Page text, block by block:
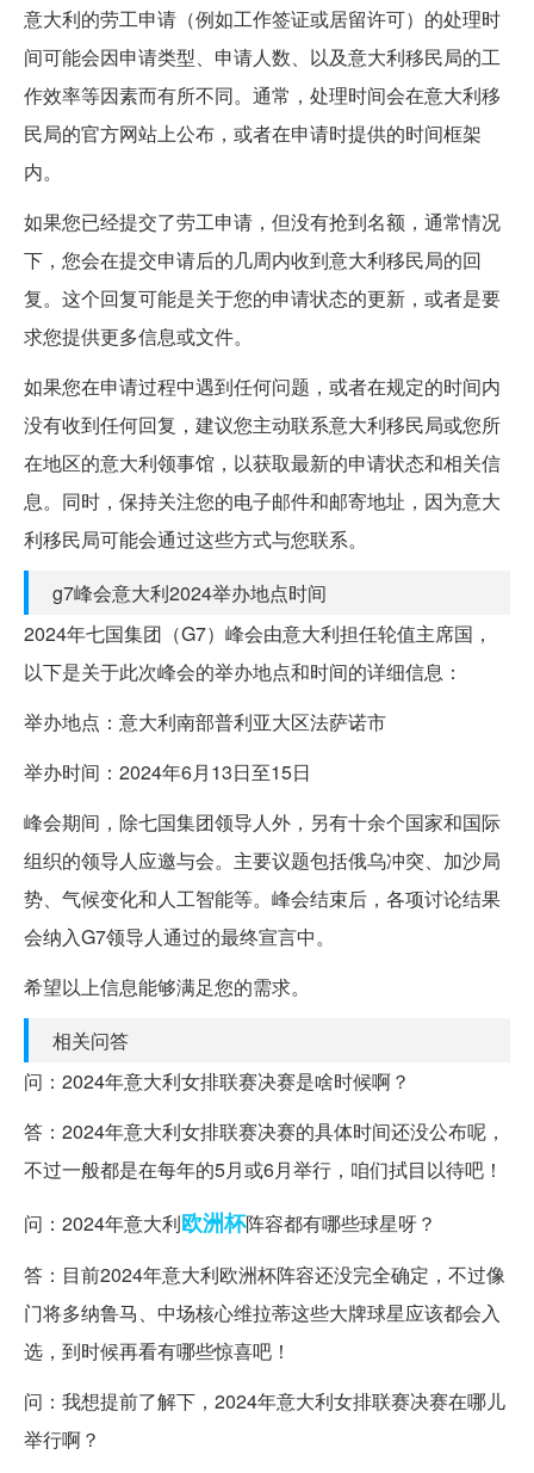
意大利的劳工申请（例如工作签证或居留许可）的处理时
间可能会因申请类型、申请人数、以及意大利移民局的工
作效率等因素而有所不同。通常，处理时间会在意大利移
民局的官方网站上公布，或者在申请时提供的时间框架
内。
如果您已经提交了劳工申请，但没有抢到名额，通常情况
下，您会在提交申请后的几周内收到意大利移民局的回
复。这个回复可能是关于您的申请状态的更新，或者是要
求您提供更多信息或文件。
如果您在申请过程中遇到任何问题，或者在规定的时间内
没有收到任何回复，建议您主动联系意大利移民局或您所
在地区的意大利领事馆，以获取最新的申请状态和相关信
息。同时，保持关注您的电子邮件和邮寄地址，因为意大
利移民局可能会通过这些方式与您联系。
g7峰会意大利2024举办地点时间
2024年七国集团（G7）峰会由意大利担任轮值主席国，
以下是关于此次峰会的举办地点和时间的详细信息：
举办地点：意大利南部普利亚大区法萨诺市
举办时间：2024年6月13日至15日
峰会期间，除七国集团领导人外，另有十余个国家和国际
组织的领导人应邀与会。主要议题包括俄乌冲突、加沙局
势、气候变化和人工智能等。峰会结束后，各项讨论结果
会纳入G7领导人通过的最终宣言中。
希望以上信息能够满足您的需求。
相关问答
问：2024年意大利女排联赛决赛是啥时候啊？
答：2024年意大利女排联赛决赛的具体时间还没公布呢，
不过一般都是在每年的5月或6月举行，咱们拭目以待吧！
问：2024年意大利欧洲杯阵容都有哪些球星呀？
答：目前2024年意大利欧洲杯阵容还没完全确定，不过像
门将多纳鲁马、中场核心维拉蒂这些大牌球星应该都会入
选，到时候再看有哪些惊喜吧！
问：我想提前了解下，2024年意大利女排联赛决赛在哪儿
举行啊？